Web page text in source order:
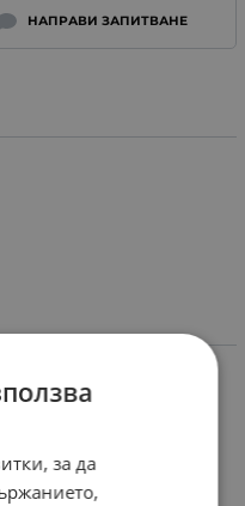
НАПРАВИ ЗАПИТВАНЕ
за да